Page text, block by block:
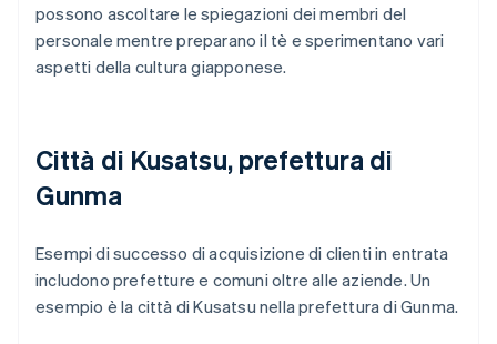
possono ascoltare le spiegazioni dei membri del
personale mentre preparano il tè e sperimentano vari
aspetti della cultura giapponese.
Città di Kusatsu, prefettura di
Gunma
Esempi di successo di acquisizione di clienti in entrata
includono prefetture e comuni oltre alle aziende. Un
esempio è la città di Kusatsu nella prefettura di Gunma.